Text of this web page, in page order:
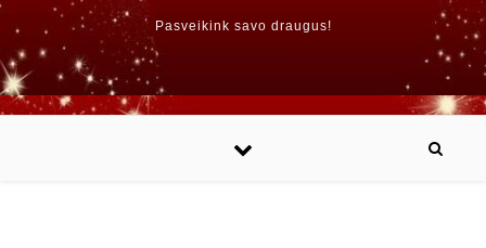
Pasveikink savo draugus!